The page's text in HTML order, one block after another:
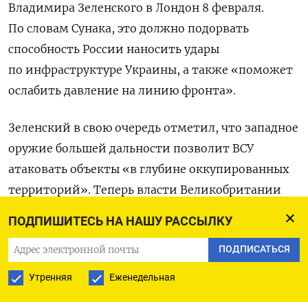
ПОДПИШИТЕСЬ НА НАШУ РАССЫЛКУ
ПОДПИСАТЬСЯ
Утренняя Еженедельная
Владимира Зеленского в Лондон 8 февраля.
По словам Сунака, это должно подорвать
способность России наносить удары
по инфраструктуре Украины, а также «поможет
ослабить давление на линию фронта».
Зеленский в свою очередь отметил, что западное
оружие большей дальности позволит ВСУ
атаковать объекты «в глубине оккупированных
территорий». Теперь власти Великобритании
можно отправить Киеву. Это происходит
несмотря на опасения, что удары по российской
территории могут привести к эскалации